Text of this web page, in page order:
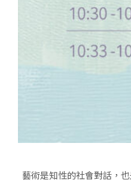
藝術是知性的社會對話，